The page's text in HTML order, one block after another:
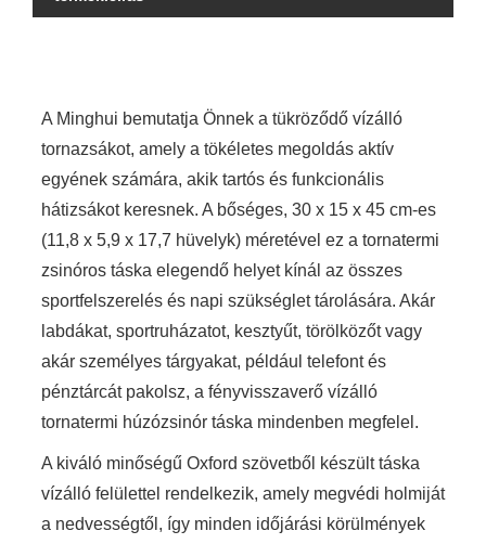
A Minghui bemutatja Önnek a tükröződő vízálló
tornazsákot, amely a tökéletes megoldás aktív
egyének számára, akik tartós és funkcionális
hátizsákot keresnek. A bőséges, 30 x 15 x 45 cm-es
(11,8 x 5,9 x 17,7 hüvelyk) méretével ez a tornatermi
zsinóros táska elegendő helyet kínál az összes
sportfelszerelés és napi szükséglet tárolására. Akár
labdákat, sportruházatot, kesztyűt, törölközőt vagy
akár személyes tárgyakat, például telefont és
pénztárcát pakolsz, a fényvisszaverő vízálló
tornatermi húzózsinór táska mindenben megfelel.
A kiváló minőségű Oxford szövetből készült táska
vízálló felülettel rendelkezik, amely megvédi holmiját
a nedvességtől, így minden időjárási körülmények